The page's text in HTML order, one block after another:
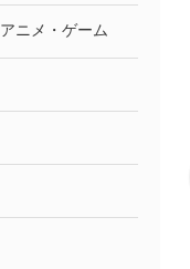
アニメ・ゲーム